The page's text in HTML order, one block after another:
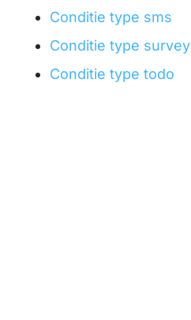
Conditie type sms
Conditie type survey
Conditie type todo